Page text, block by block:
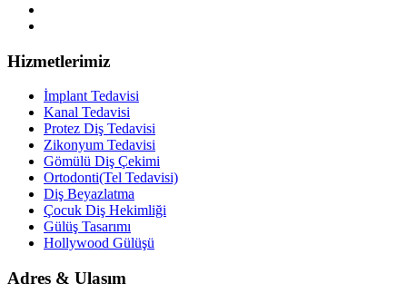
Hizmetlerimiz
İmplant Tedavisi
Kanal Tedavisi
Protez Diş Tedavisi
Zikonyum Tedavisi
Gömülü Diş Çekimi
Ortodonti(Tel Tedavisi)
Diş Beyazlatma
Çocuk Diş Hekimliği
Gülüş Tasarımı
Hollywood Gülüşü
Adres & Ulaşım